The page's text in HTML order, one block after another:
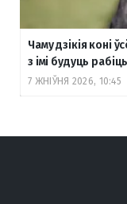
Чаму дзікія коні
з імі будуць рабіць
7 ЖНІЎНЯ 2026, 10:45